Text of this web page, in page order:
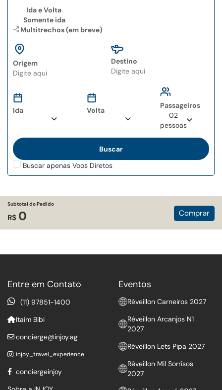
Ida e Volta
Somente ida
Multitrechos (em breve)
Origem
characters for results.
Destino
characters for results.
Ida Volta
Passageiros
02
pessoas
Buscar apenas Voos Diretos
Subtotal do Pedido
R$ 0 Comprar
Entre em Contato
(11) 97851-1400
Itaim Bibi
concierge@injoy.ag
injoy_travel_experience
conciergeinjoy
Eventos
Réveillon Carneiros 2027
Réveillon Arcanjos N1
2027
Réveillon Lets Pipa 2027
Réveillon Mil Sorrisos
2027